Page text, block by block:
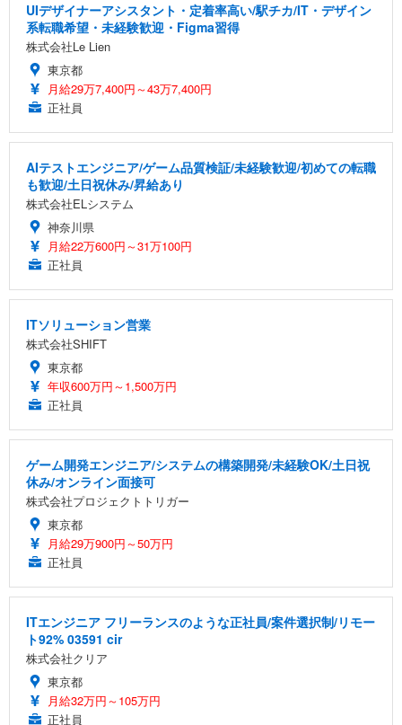
UIデザイナーアシスタント・定着率高い/駅チカ/IT・デザイン
系転職希望・未経験歓迎・Figma習得
株式会社Le Lien
東京都
月給29万7,400円～43万7,400円
正社員
AIテストエンジニア/ゲーム品質検証/未経験歓迎/初めての転職
も歓迎/土日祝休み/昇給あり
株式会社ELシステム
神奈川県
月給22万600円～31万100円
正社員
ITソリューション営業
株式会社SHIFT
東京都
年収600万円～1,500万円
正社員
ゲーム開発エンジニア/システムの構築開発/未経験OK/土日祝
休み/オンライン面接可
株式会社プロジェクトトリガー
東京都
月給29万900円～50万円
正社員
ITエンジニア フリーランスのような正社員/案件選択制/リモー
ト92% 03591 cir
株式会社クリア
東京都
月給32万円～105万円
正社員